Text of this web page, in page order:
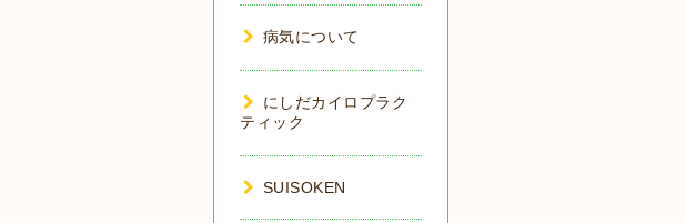
病気について
にしだカイロプラク
ティック
SUISOKEN